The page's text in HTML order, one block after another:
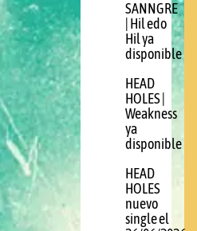
SANNGRE
| Hil edo
Hil ya
disponible
HEAD
HOLES |
Weakness
ya
disponible
HEAD
HOLES
nuevo
single el